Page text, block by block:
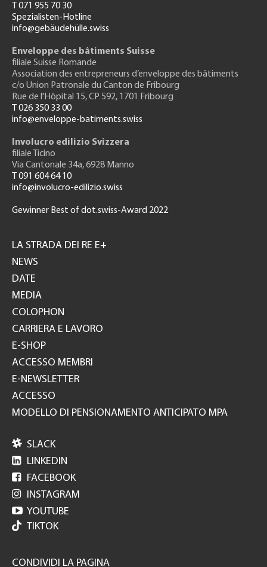
T 071 955 70 30
Spezialisten-Hotline
info@gebäudehülle.swiss
Enveloppe des bâtiments Suisse
filiale Suisse Romande
Association des entrepreneurs d’enveloppe des bâtiments
c/o Union Patronale du Canton de Fribourg
Rue de l'Hôpital 15, CP 592, 1701 Fribourg
T 026 350 33 00
info@enveloppe-batiments.swiss
Involucro edilizio Svizzera
filiale Ticino
Via Cantonale 34a, 6928 Manno
T 091 604 64 10
info@involucro-edilizio.swiss
Gewinner Best of dot.swiss-Award 2022
GH
LA STRADA DEI RE E+
NEWS
DATE
MEDIA
COLOPHON
CARRIERA E LAVORO
E-SHOP
ACCESSO MEMBRI
E-NEWSLETTER
ACCESSO
MODELLO DI PENSIONAMENTO ANTICIPATO MPA
 SLACK
 LINKEDIN
 FACEBOOK
 INSTAGRAM
 YOUTUBE
TIKTOK
CONDIVIDI LA PAGINA